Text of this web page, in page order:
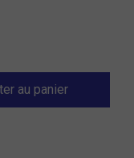
au panier